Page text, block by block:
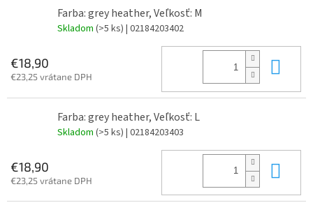
Farba: grey heather, Veľkosť: M
Skladom (>5 ks) | 02184203402
€18,90
€23,25 vrátane DPH
Farba: grey heather, Veľkosť: L
Skladom (>5 ks) | 02184203403
€18,90
€23,25 vrátane DPH